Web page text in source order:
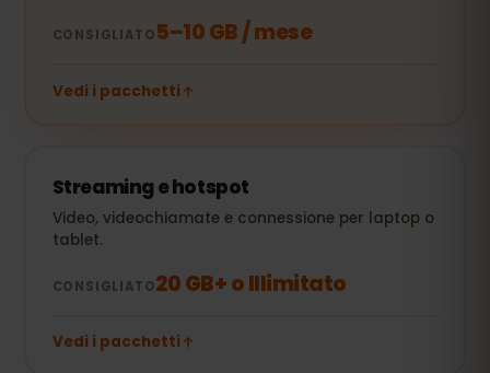
CONSIGLIATO5–10 GB / mese
Vedi i pacchetti
Streaming e hotspot
Video, videochiamate e connessione per laptop o
tablet.
CONSIGLIATO20 GB+ o Illimitato
Vedi i pacchetti